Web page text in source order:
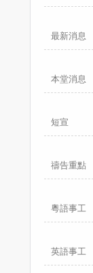
最新消息
本堂消息
短宣
禱告重點
粵語事工
英語事工